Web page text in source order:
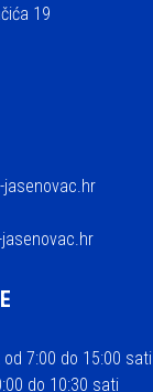
19
jasenovac.hr
7:00 do 15:00 sati
do 10:30 sati